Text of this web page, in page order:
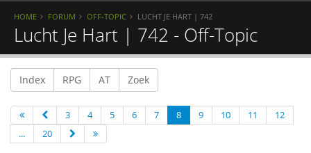
HOME FORUM OFF-TOPIC LUCHT JE HART | 742
Lucht Je Hart | 742 - Off-Topic
Index RPG AT Zoek
3 4 5 6 7 8 9 10 11
12
...
20